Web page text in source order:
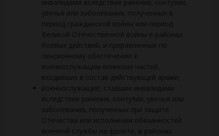
инвалидами вследствие ранения, контузии,
увечья или заболевания, полученных в
период гражданской войны или период
Великой Отечественной войны в районах
боевых действий, и приравненные по
пенсионному обеспечению к
военнослужащим воинских частей,
входивших в состав действующей армии;
военнослужащие, ставшие инвалидами
вследствие ранения, контузии, увечья или
заболевания, полученных при защите
Отечества или исполнении обязанностей
военной службы на фронте, в районах